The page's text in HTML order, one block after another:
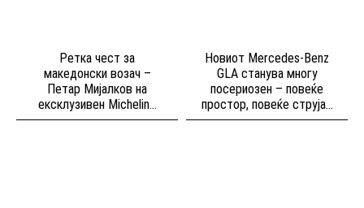
Ретка чест за
македонски возач –
Петар Мијалков на
ексклузивен Michelin...
Новиот Mercedes-Benz
GLA станува многу
посериозен – повеќе
простор, повеќе струја...